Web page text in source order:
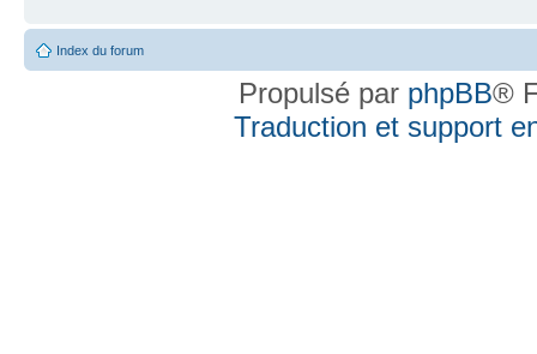
Index du forum
Propulsé par phpBB®
Traduction et support